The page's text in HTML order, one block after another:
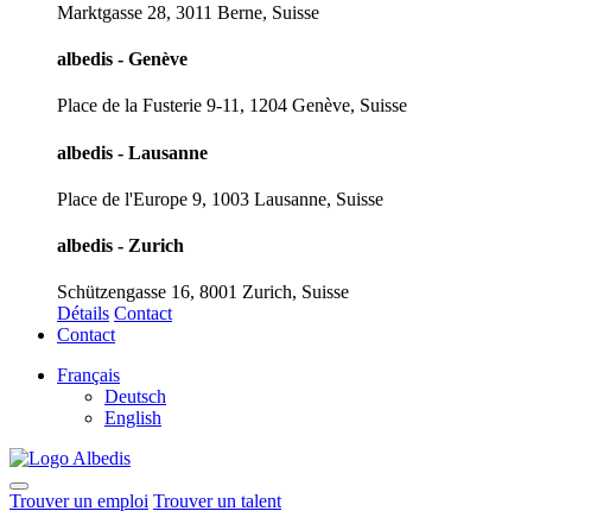
Marktgasse 28, 3011 Berne, Suisse
albedis - Genève
Place de la Fusterie 9-11, 1204 Genève, Suisse
albedis - Lausanne
Place de l'Europe 9, 1003 Lausanne, Suisse
albedis - Zurich
Schützengasse 16, 8001 Zurich, Suisse
Détails Contact
Contact
Français
Deutsch
English
Trouver un emploi Trouver un talent